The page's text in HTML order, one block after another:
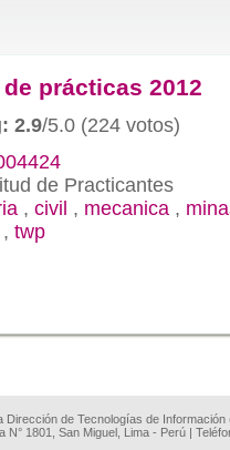
prácticas 2012
2.9/5.0 (224 votos)
de Practicantes
, civil , mecanica ,
, twp
Dirección de Tecnologías de
N° 1801, San Miguel, Lima - Perú |